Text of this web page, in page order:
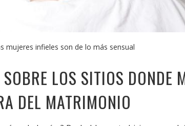
mujeres infieles son de lo más sensual
LOS SITIOS DONDE
DEL MATRIMONIO